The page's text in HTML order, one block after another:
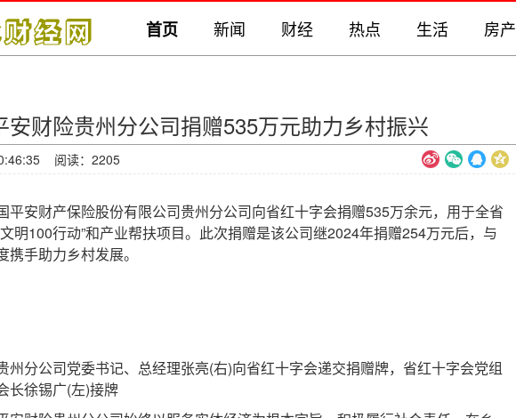
首页 新闻 财经 热点 生活 房产
安财险贵州分公司捐赠535万元助力乡村振兴
阅读： 2205
安财产保险股份有限公司贵州分公司向省红十字会捐赠535万余元，用于全省
明100行动”和产业帮扶项目。此次捐赠是该公司继2024年捐赠254万元后，与
携手助力乡村发展。
分公司党委书记、总经理张亮(右)向省红十字会递交捐赠牌，省红十字会党组
长徐锡广(左)接牌